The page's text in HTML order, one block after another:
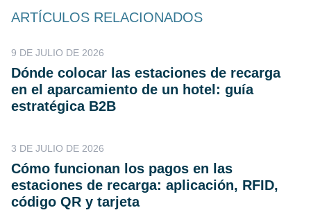
ARTÍCULOS RELACIONADOS
9 DE JULIO DE 2026
Dónde colocar las estaciones de recarga
en el aparcamiento de un hotel: guía
estratégica B2B
3 DE JULIO DE 2026
Cómo funcionan los pagos en las
estaciones de recarga: aplicación, RFID,
código QR y tarjeta